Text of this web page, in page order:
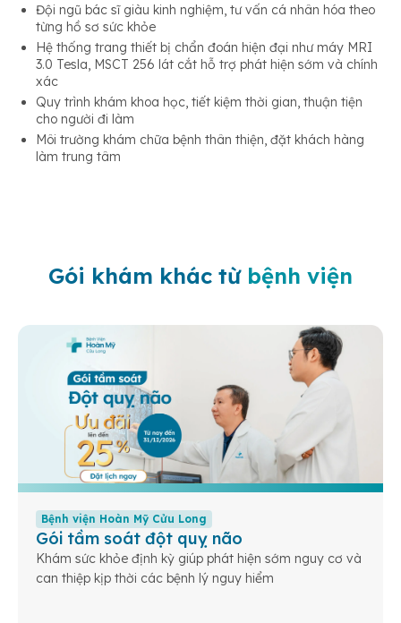
Đội ngũ bác sĩ giàu kinh nghiệm, tư vấn cá nhân hóa theo
từng hồ sơ sức khỏe
Hệ thống trang thiết bị chẩn đoán hiện đại như máy MRI
3.0 Tesla, MSCT 256 lát cắt hỗ trợ phát hiện sớm và chính
xác
Quy trình khám khoa học, tiết kiệm thời gian, thuận tiện
cho người đi làm
Môi trường khám chữa bệnh thân thiện, đặt khách hàng
làm trung tâm
Gói khám khác từ bệnh viện
Bệnh viện Hoàn Mỹ Cửu Long
Gói tầm soát đột quỵ não
Khám sức khỏe định kỳ giúp phát hiện sớm nguy cơ và
can thiệp kịp thời các bệnh lý nguy hiểm